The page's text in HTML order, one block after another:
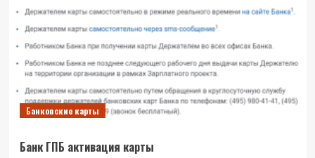
Преимуществ
и
Условий
Банковские карты
Банк ГПБ активация карты